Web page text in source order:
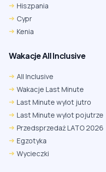
Hiszpania
Cypr
Kenia
Wakacje All Inclusive
All Inclusive
Wakacje Last Minute
Last Minute wylot jutro
Last Minute wylot pojutrze
Przedsprzedaż LATO 2026
Egzotyka
Wycieczki